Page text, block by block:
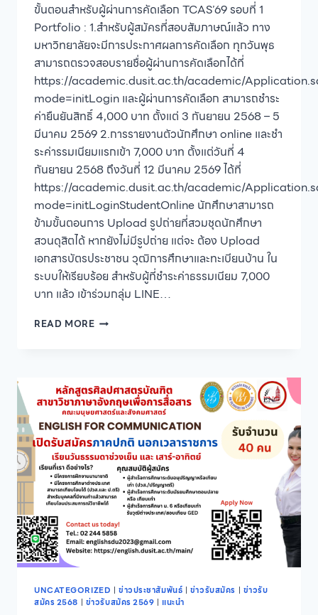
ขั้นตอนสำหรับผู้ผ่านการคัดเลือก TCAS’69 รอบที่ 1
Portfolio : 1.สำหรับผู้สมัครที่สอบสัมภาษณ์แล้ว ทาง
มหาวิทยาลัยจะมีการประกาศผลการคัดเลือก ทุกวันพุธ
สามารถตรวจสอบรายชื่อผู้ผ่านการคัดเลือกได้ที่
https://academic.dusit.ac.th/academic/
mode=initLogin และผู้ผ่านการคัดเลือก สามารถชำระ
ค่ายืนยันสิทธิ์ 4,000 บาท ตั้งแต่ 3 กันยายน 2568 – 5
มีนาคม 2569 2.การรายงานตัวนักศึกษา online และชำ
ระค่ารรมเนียมแรกเข้า 7,000 บาท ตั้งแต่วันที่ 4
กันยายน 2568 ถึงวันที่ 12 มีนาคม 2569 ได้ที่
https://academic.dusit.ac.th/academic/
mode=initLoginStudentOnline นักศึกษาสามารถ
ข้ามขั้นตอนการ Upload รูปถ่ายที่สวมชุดนักศึกษา
สวนดุสิตได้ หากยังไม่มีรูปถ่าย แต่จะ ต้อง Upload
เอกสารบัตรประชาชน วุฒิการศึกษาและทะเบียนบ้าน ใน
ระบบให้เรียบร้อย สำหรับผู้ที่ชำระค่าธรรมเนียม 7,000
บาท แล้ว เข้าร่วมกลุ่ม LINE…
READ MOREขั้น
การ
คัด
เลือก
TCAS’69
รอบ
ที่
1
PORTFOLIO
UNCATEGORIZED | ข่าวประชาสัมพันธ์ | ข่าวรับสมัคร | ข่าวรับ
สมัคร 2568 | ข่าวรับสมัคร 2569 | แนะนำ